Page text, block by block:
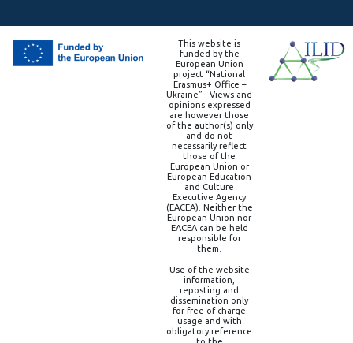
This website is
funded by the
European Union
project “National
Erasmus+ Office –
Ukraine” . Views and
opinions expressed
are however those
of the author(s) only
and do not
necessarily reflect
those of the
European Union or
European Education
and Culture
Executive Agency
(EACEA). Neither the
European Union nor
EACEA can be held
responsible for
them.
Use of the website
information,
reposting and
dissemination only
for free of charge
usage and with
obligatory reference